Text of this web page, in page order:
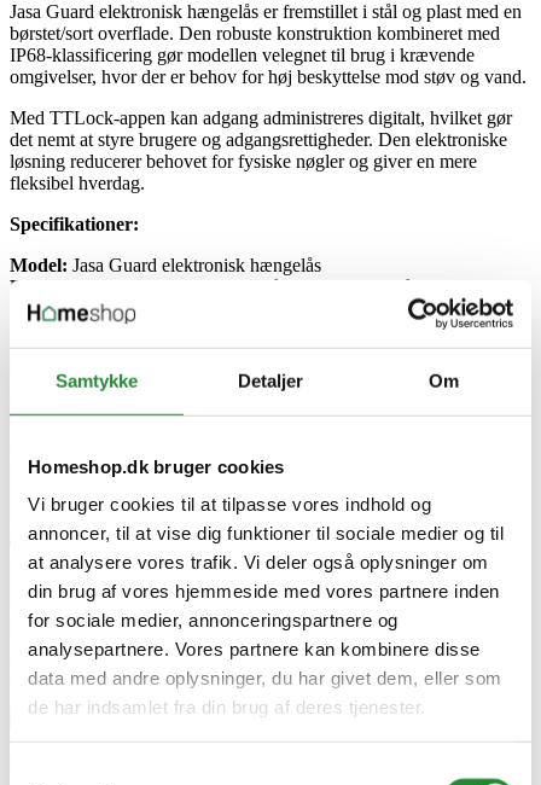
Samtykke Detaljer Om
Homeshop.dk bruger cookies
Vi bruger cookies til at tilpasse vores indhold og
annoncer, til at vise dig funktioner til sociale medier og til
at analysere vores trafik. Vi deler også oplysninger om
din brug af vores hjemmeside med vores partnere inden
for sociale medier, annonceringspartnere og
analysepartnere. Vores partnere kan kombinere disse
data med andre oplysninger, du har givet dem, eller som
de har indsamlet fra din brug af deres tjenester.
Jasa Guard elektronisk hængelås er fremstillet i stål og plast med en
børstet/sort overflade. Den robuste konstruktion kombineret med
IP68-klassificering gør modellen velegnet til brug i krævende
omgivelser, hvor der er behov for høj beskyttelse mod støv og vand.
Med TTLock-appen kan adgang administreres digitalt, hvilket gør
det nemt at styre brugere og adgangsrettigheder. Den elektroniske
løsning reducerer behovet for fysiske nøgler og giver en mere
fleksibel hverdag.
Specifikationer:
Model: Jasa Guard elektronisk hængelås
Produkttype:
Elektronisk hængelås / smart hængelås
Brand:SMART HOME by Jasa Company
Børstet / sort
Materiale:Stål / plast
Cylindertype:Elektronisk
Adgangsmetoder:
Nøglebrik og app
App:TTLock
gateway
50 mm
Højde:150 mm
Dybde:240 mm
15 mm
Diameter:Ø40 mm
Bøjlediameter:Ø8 mm
Nettovægt:740 g
Godkendelse / klassificering:
Strømtype:2 x CR2023-batterier, medfølger ikke
Antal nøglebrikker:1000